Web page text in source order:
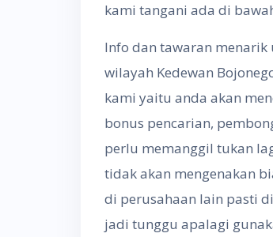
kami tangani ada di
Info dan tawaran
wilayah Kedewan
kami yaitu anda akan
bonus pencarian,
perlu memanggil tukan
tidak akan mengenakan
di perusahaan lain pasti
jadi tunggu apalagi